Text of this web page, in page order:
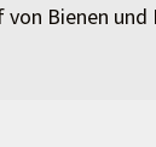
Bienen